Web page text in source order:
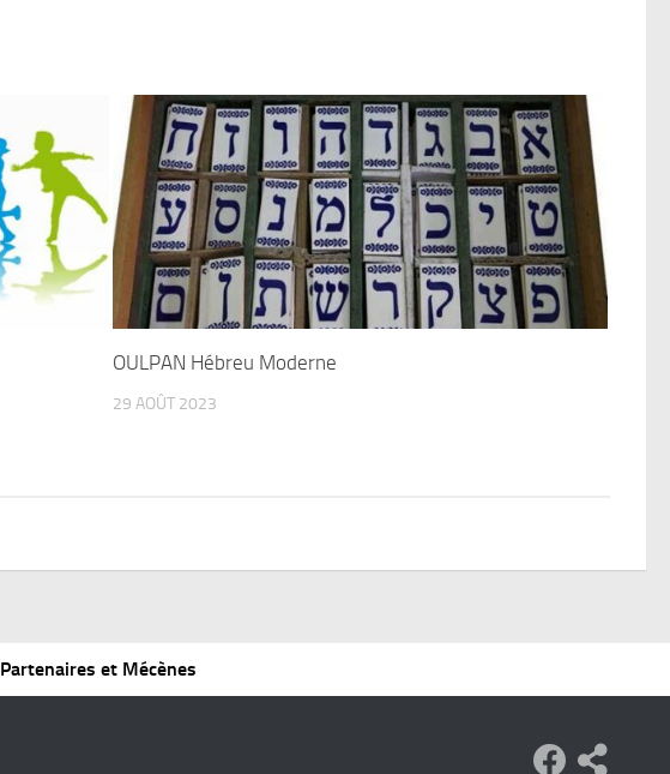
OULPAN Hébreu Moderne
29 AOÛT 2023
Partenaires et Mécènes